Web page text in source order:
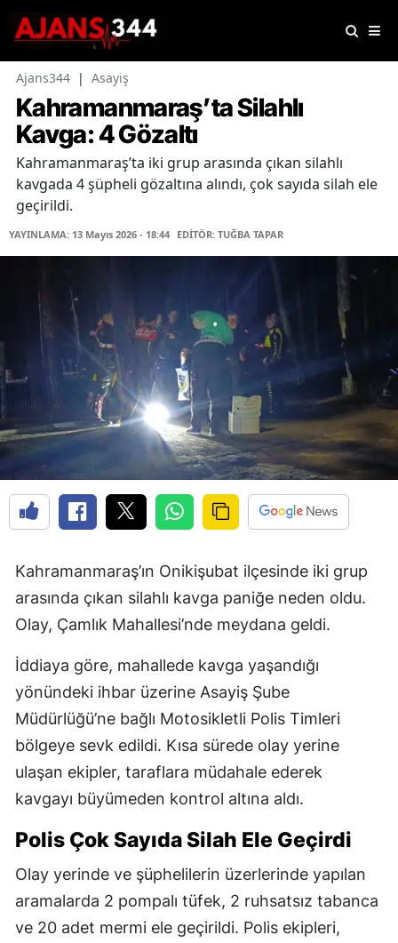
Ajans344 | Asayiş
Kahramanmaraş’ta Silahlı
Kavga: 4 Gözaltı
Kahramanmaraş’ta iki grup arasında çıkan silahlı
kavgada 4 şüpheli gözaltına alındı, çok sayıda silah ele
geçirildi.
YAYINLAMA: 13 Mayıs 2026 - 18:44 EDİTÖR: TUĞBA TAPAR
Kahramanmaraş’ın Onikişubat ilçesinde iki grup
arasında çıkan silahlı kavga paniğe neden oldu.
Olay, Çamlık Mahallesi’nde meydana geldi.
İddiaya göre, mahallede kavga yaşandığı
yönündeki ihbar üzerine Asayiş Şube
Müdürlüğü’ne bağlı Motosikletli Polis Timleri
bölgeye sevk edildi. Kısa sürede olay yerine
ulaşan ekipler, taraflara müdahale ederek
kavgayı büyümeden kontrol altına aldı.
Polis Çok Sayıda Silah Ele Geçirdi
Olay yerinde ve şüphelilerin üzerlerinde yapılan
aramalarda 2 pompalı tüfek, 2 ruhsatsız tabanca
ve 20 adet mermi ele geçirildi. Polis ekipleri,